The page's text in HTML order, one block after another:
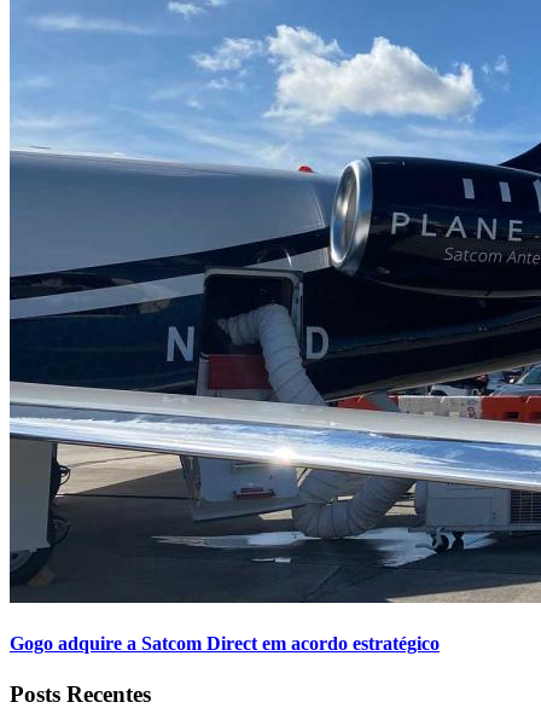
Gogo adquire a Satcom Direct em acordo estratégico
Posts Recentes